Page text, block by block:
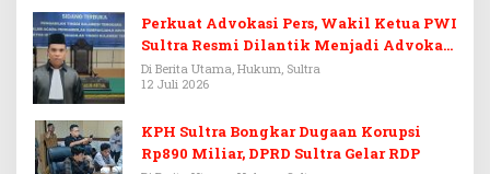
Perkuat Advokasi Pers, Wakil Ketua PWI
Sultra Resmi Dilantik Menjadi Advokat
PERADI
Di Berita Utama, Hukum, Sultra
12 Juli 2026
KPH Sultra Bongkar Dugaan Korupsi
Rp890 Miliar, DPRD Sultra Gelar RDP